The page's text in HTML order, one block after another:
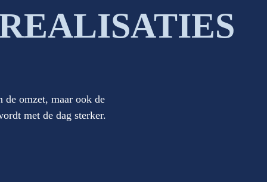
de omzet, maar ook de
met de dag sterker.